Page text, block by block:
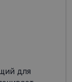
для